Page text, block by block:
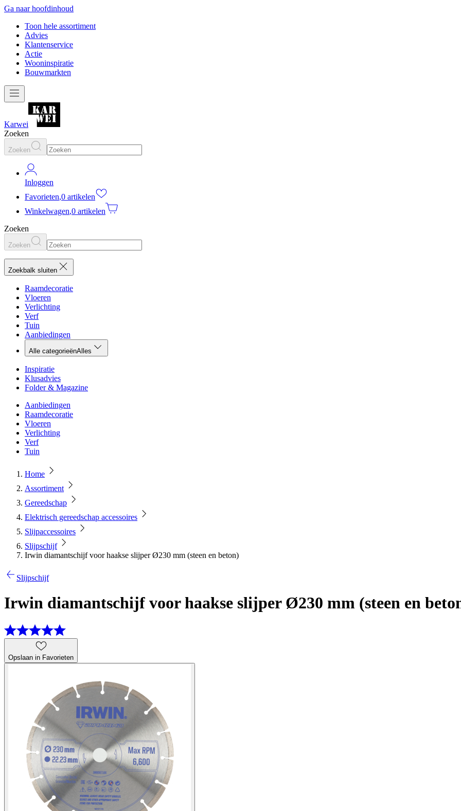
Ga naar hoofdinhoud
Toon hele assortiment
Advies
Klantenservice
Actie
Wooninspiratie
Bouwmarkten
Karwei
Zoeken
Zoeken
Inloggen
Favorieten,0 artikelen
Winkelwagen,0 artikelen
Zoeken
Zoeken
Zoekbalk sluiten
Raamdecoratie
Vloeren
Verlichting
Verf
Tuin
Aanbiedingen
Alle categorieënAlles
Inspiratie
Klusadvies
Folder & Magazine
Aanbiedingen
Raamdecoratie
Vloeren
Verlichting
Verf
Tuin
Home
Assortiment
Gereedschap
Elektrisch gereedschap accessoires
Slijpaccessoires
Slijpschijf
Irwin diamantschijf voor haakse slijper Ø230 mm (steen en beton)
Slijpschijf
Irwin diamantschijf voor haakse slijper Ø230 mm (steen en
Opslaan in Favorieten